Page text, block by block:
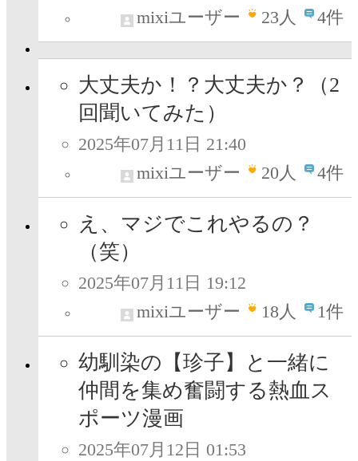
mixiユーザー
23人 4件
大丈夫か！？大丈夫か？（2
回聞いてみた）
2025年07月11日 21:40
mixiユーザー
20人 4件
え、マジでこれやるの？
（笑）
2025年07月11日 19:12
mixiユーザー
18人 1件
幼馴染の【珍子】と一緒に
仲間を集め奮闘する熱血ス
ポーツ漫画
2025年07月12日 01:53